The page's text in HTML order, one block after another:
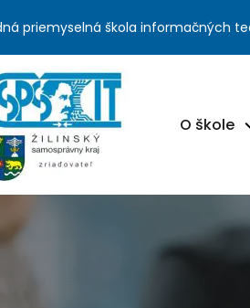
priemyselná škola informačných
O škole